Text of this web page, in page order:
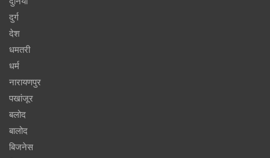
दुर्ग
देश
धमतरी
धर्म
नारायणपुर
पखांजूर
बलोद
बालोद
बिजनेस